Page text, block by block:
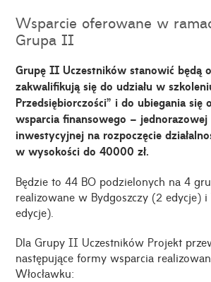
Wsparcie oferowane w
Grupa II
Grupę II Uczestników stanowić będą
zakwalifikują się do udziału w
Przedsiębiorczości” i do ubiegania się
wsparcia finansowego – jednorazowej
inwestycyjnej na rozpoczęcie
w wysokości do 40000 zł.
Będzie to 44 BO podzielonych na 4
realizowane w Bydgoszczy (2 edycje) i
edycje).
Dla Grupy II Uczestników Projekt
następujące formy wsparcia
Włocławku: